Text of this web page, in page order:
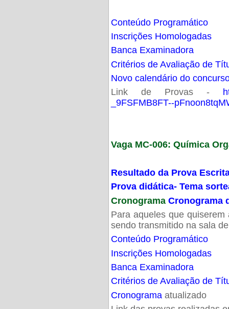
Conteúdo Programático
Inscrições Homologadas
Banca Examinadora
Critérios de Avaliação de
Novo calendário do
Link de Provas -
_9FSFMB8FT--
Vaga MC-006: Química
Resultado da Prova
Prova didática- Tema
Cronograma Cronograma
Para aqueles que
sendo transmitido na sala
Conteúdo Programático
Inscrições Homologadas
Banca Examinadora
Critérios de Avaliação de
Cronogramaatualizado